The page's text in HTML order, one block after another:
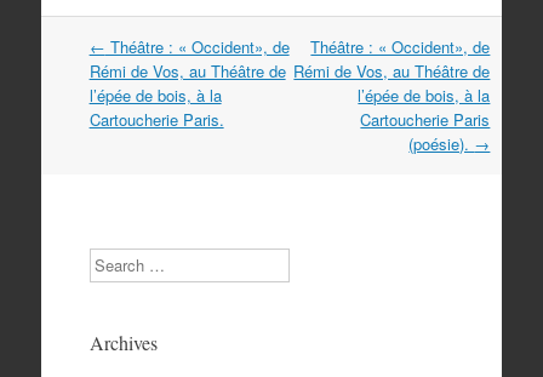
Navigation
dans
les
articles
← Théâtre : « Occident», de
Rémi de Vos, au Théâtre de
l’épée de bois, à la
Cartoucherie Paris.
Théâtre : « Occident», de
Rémi de Vos, au Théâtre de
l’épée de bois, à la
Cartoucherie Paris
(poésie). →
Search
Archives